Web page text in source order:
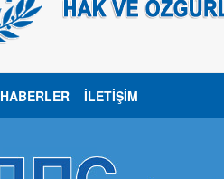
HABERLER İLETIŞIM